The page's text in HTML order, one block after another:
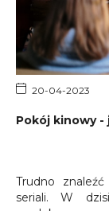
20-04-2023
Pokój kinowy -
Trudno
seriali. W